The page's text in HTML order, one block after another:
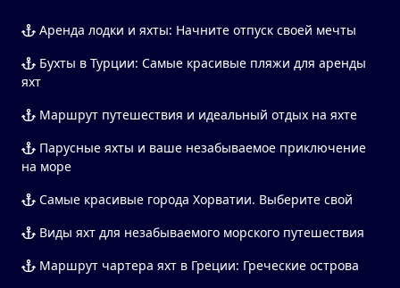
Аренда лодки и яхты: Начните отпуск своей мечты
Бухты в Турции: Самые красивые пляжи для аренды
яхт
Маршрут путешествия и идеальный отдых на яхте
Парусные яхты и ваше незабываемое приключение
на море
Самые красивые города Хорватии. Выберите свой
Виды яхт для незабываемого морского путешествия
Маршрут чартера яхт в Греции: Греческие острова